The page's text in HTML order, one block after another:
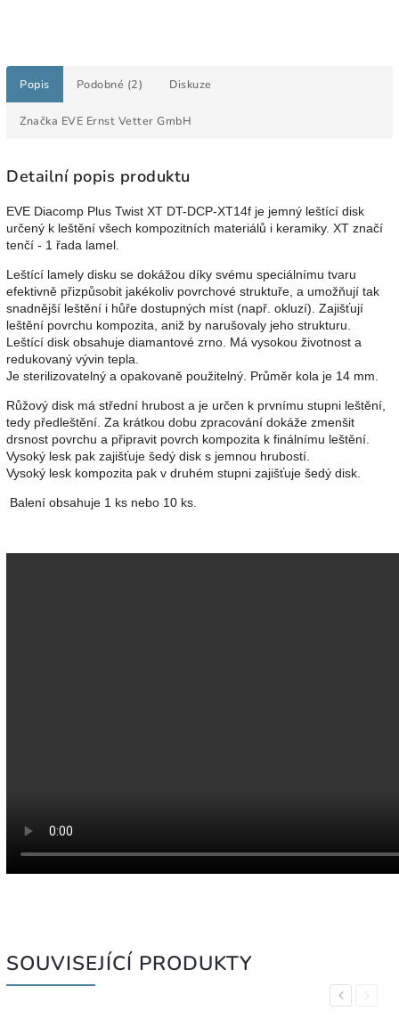
Popis Podobné (2) Diskuze
Značka EVE Ernst Vetter GmbH
Detailní popis produktu
EVE Diacomp Plus Twist XT DT-DCP-XT14f je jemný leštící disk
určený k leštění všech kompozitních materiálů i keramiky. XT značí
tenčí - 1 řada lamel.
Leštící lamely disku se dokážou díky svému speciálnímu tvaru
efektivně přizpůsobit jakékoliv povrchové struktuře, a umožňují tak
snadnější leštění i hůře dostupných míst (např. okluzí). Zajišťují
leštění povrchu kompozita, aniž by narušovaly jeho strukturu.
Leštící disk obsahuje diamantové zrno. Má vysokou životnost a
redukovaný vývin tepla.
Je sterilizovatelný a opakovaně použitelný. Průměr kola je 14 mm.
Růžový disk má střední hrubost a je určen k prvnímu stupni leštění,
tedy předleštění. Za krátkou dobu zpracování dokáže zmenšit
drsnost povrchu a připravit povrch kompozita k finálnímu leštění.
Vysoký lesk pak zajišťuje šedý disk s jemnou hrubostí.
Vysoký lesk kompozita pak v druhém stupni zajišťuje šedý disk.
Balení obsahuje 1 ks nebo 10 ks.
SOUVISEJÍCÍ PRODUKTY
PreviousNext